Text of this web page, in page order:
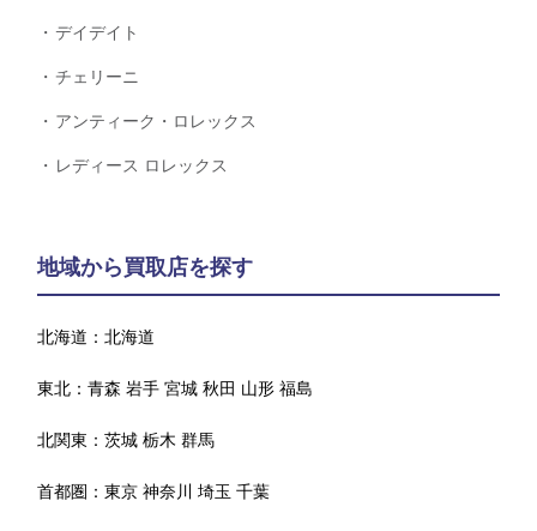
デイデイト
チェリーニ
アンティーク・ロレックス
レディース ロレックス
地域から買取店を探す
北海道：北海道
東北：青森 岩手 宮城 秋田 山形 福島
北関東：茨城 栃木 群馬
首都圏：東京 神奈川 埼玉 千葉